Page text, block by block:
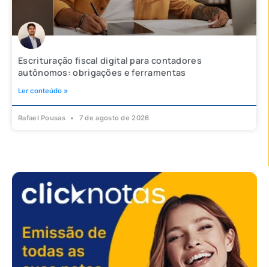
Escrituração fiscal digital para contadores
autônomos: obrigações e ferramentas
Ler conteúdo »
Rafael Pousas 7 de agosto de 2026